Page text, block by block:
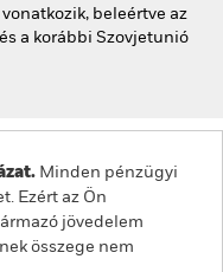
beleértve az
a korábbi Szovjetunió
Minden pénzügyi
Ezért az Ön
jövedelem
összege nem